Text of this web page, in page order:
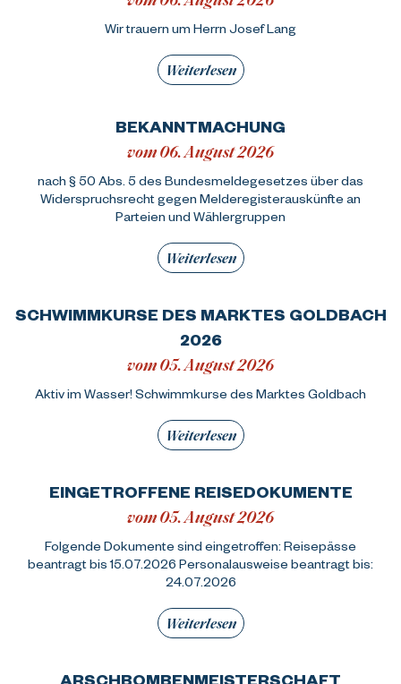
Wir trauern um Herrn Josef Lang
Weiterlesen
BEKANNTMACHUNG
vom 06. August 2026
nach § 50 Abs. 5 des Bundesmeldegesetzes über das
Widerspruchsrecht gegen Melderegisterauskünfte an
Parteien und Wählergruppen
Weiterlesen
SCHWIMMKURSE DES MARKTES GOLDBACH
2026
vom 05. August 2026
Aktiv im Wasser! Schwimmkurse des Marktes Goldbach
Weiterlesen
EINGETROFFENE REISEDOKUMENTE
vom 05. August 2026
Folgende Dokumente sind eingetroffen: Reisepässe
beantragt bis 15.07.2026 Personalausweise beantragt bis:
24.07.2026
Weiterlesen
ARSCHBOMBENMEISTERSCHAFT